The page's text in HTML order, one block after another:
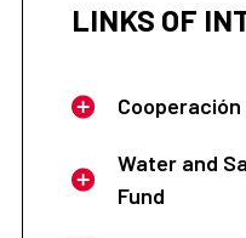
LINKS OF
Cooperación
Water and
Fund